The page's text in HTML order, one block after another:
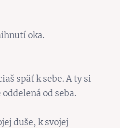
oka.
späť k sebe. A ty si
od seba.
duše, k svojej